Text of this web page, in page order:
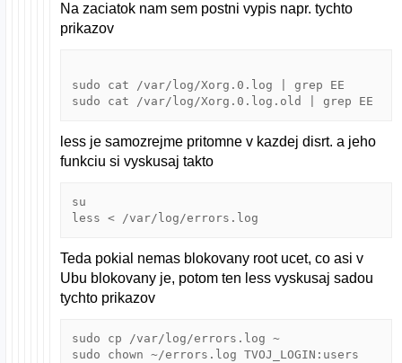
Na zaciatok nam sem postni vypis napr. tychto
prikazov
sudo cat /var/log/Xorg.0.log | grep EE
sudo cat /var/log/Xorg.0.log.old | grep EE
less je samozrejme pritomne v kazdej disrt. a jeho
funkciu si vyskusaj takto
su
less < /var/log/errors.log
Teda pokial nemas blokovany root ucet, co asi v
Ubu blokovany je, potom ten less vyskusaj sadou
tychto prikazov
sudo cp /var/log/errors.log ~
sudo chown ~/errors.log TVOJ_LOGIN:users